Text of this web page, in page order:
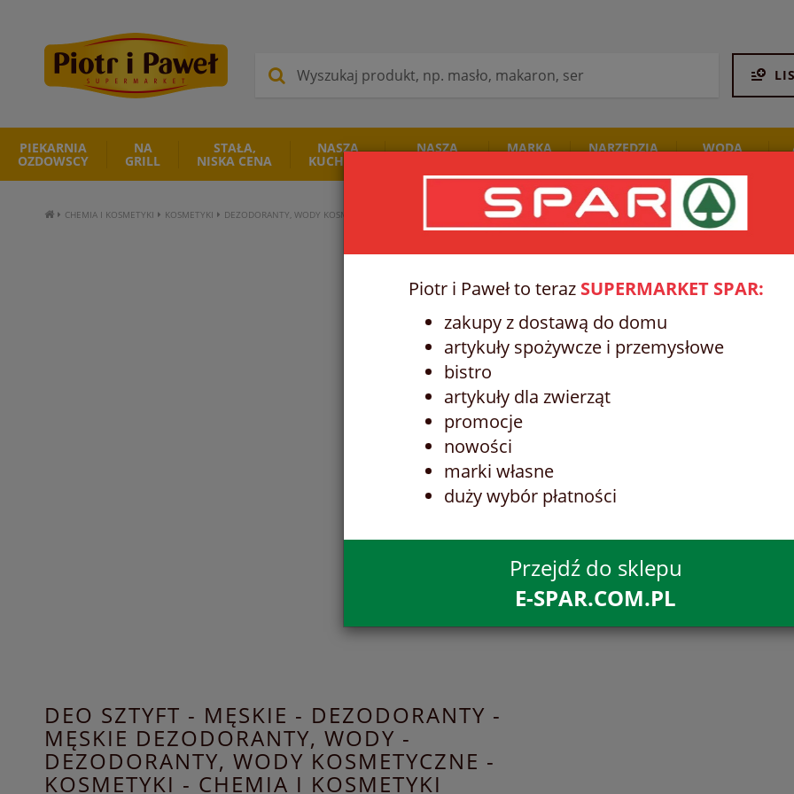
PIEKARNIA
OZDOWSCY
NA
GRILL
STAŁA,
NISKA CENA
NASZA
KUCHNIA
NASZA MARKA NARZĘDZIA WODA
CHEMIA I KOSMETYKI KOSMETYKI DEZODORANTY, WODY KOSMETYCZNE MĘSKIE DEZODORANTY, WODY DEO SZTYFT - MĘSKIE - DEZODORANTY
DEO SZTYFT - MĘSKIE - DEZODORANTY -
MĘSKIE DEZODORANTY, WODY -
DEZODORANTY, WODY KOSMETYCZNE -
KOSMETYKI - CHEMIA I KOSMETYKI
Piotr i Paweł to teraz SUPERMARKET SPAR:
zakupy z dostawą do domu
artykuły spożywcze i przemysłowe
bistro
artykuły dla zwierząt
promocje
nowości
marki własne
duży wybór płatności
Przejdź do sklepu
E-SPAR.COM.PL